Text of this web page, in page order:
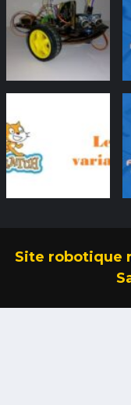
Site robotique